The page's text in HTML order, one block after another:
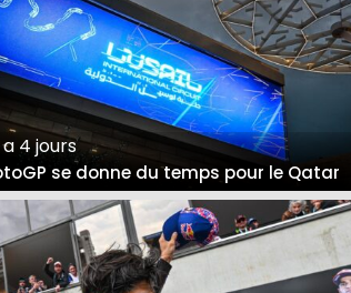
4 jours
se donne du temps pour le Qatar